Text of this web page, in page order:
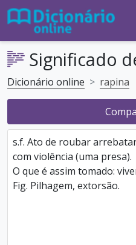
Significado
Dicionário online rapina
s.f. Ato de roubar
com violência (uma presa).
O que é assim tomado:
Fig. Pilhagem, extorsão.